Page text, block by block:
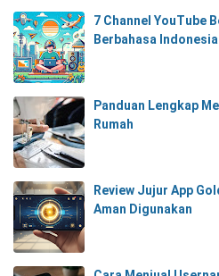
7 Channel YouTube
Berbahasa Indonesia
Panduan Lengkap
Rumah
Review Jujur App
Aman Digunakan